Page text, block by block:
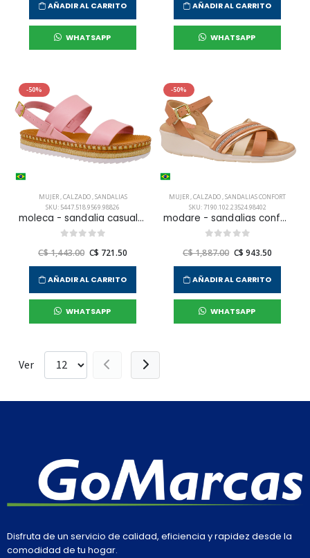
AÑADIR AL CARRITO
WHATSAPP
AÑADIR AL CARRITO
WHATSAPP
-50%
MUJER,CALZADO,SANDALIAS
SKU: 5447.518.9569.98826
moleca - sandalia casual para mujer
C$ 1,443.00 C$ 721.50
AÑADIR AL CARRITO
WHATSAPP
-50%
MUJER,CALZADO,SANDALIAS CONFORT
SKU: 7190.102.23524.98402
modare - sandalias confort casual para mujer
C$ 1,887.00 C$ 943.50
AÑADIR AL CARRITO
WHATSAPP
Ver
Disfruta de un servicio de calidad, eficiencia y rapidez desde la
comodidad de tu hogar.